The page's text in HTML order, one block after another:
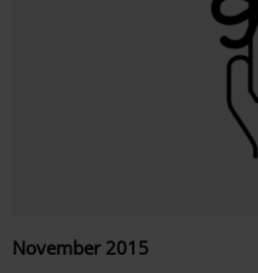
November 2015